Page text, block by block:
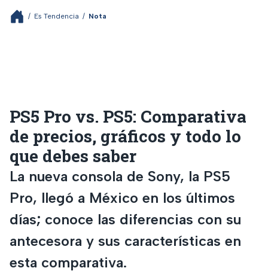
/ Es Tendencia / Nota
PS5 Pro vs. PS5: Comparativa
de precios, gráficos y todo lo
que debes saber
La nueva consola de Sony, la PS5
Pro, llegó a México en los últimos
días; conoce las diferencias con su
antecesora y sus características en
esta comparativa.